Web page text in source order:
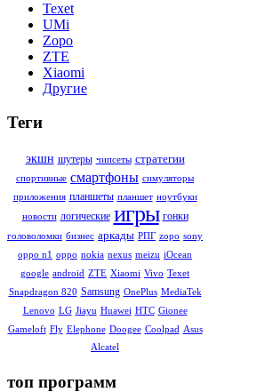
Texet
UMi
Zopo
ZTE
Xiaomi
Другие
Теги
экшн шутеры чипсеты стратегии
спортивные смартфоны симуляторы
приложения планшеты планшет ноутбуки
новости логические игры гонки
головоломки бизнес аркады РПГ zopo sony
oppo n1 oppo nokia nexus meizu iOcean
google android ZTE Xiaomi Vivo Texet
Snapdragon 820 Samsung OnePlus MediaTek
Lenovo LG Jiayu Huawei HTC Gionee
Gameloft Fly Elephone Doogee Coolpad Asus
Alcatel
топ программ